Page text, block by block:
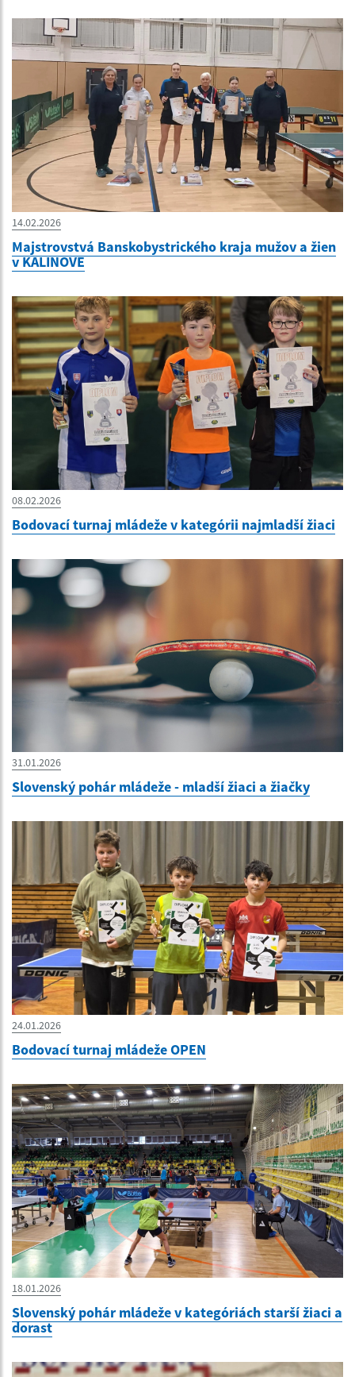
14.02.2026
Majstrovstvá Banskobystrického kraja mužov a žien
v KALINOVE
08.02.2026
Bodovací turnaj mládeže v kategórii najmladší žiaci
31.01.2026
Slovenský pohár mládeže - mladší žiaci a žiačky
24.01.2026
Bodovací turnaj mládeže OPEN
18.01.2026
Slovenský pohár mládeže v kategóriách starší žiaci a
dorast